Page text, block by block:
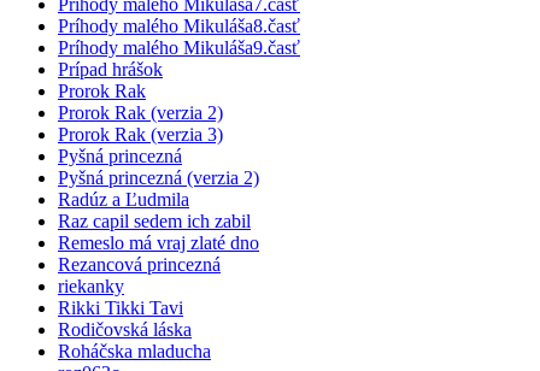
Príhody malého Mikuláša8.časť
Príhody malého Mikuláša9.časť
Prípad hrášok
Prorok Rak
Prorok Rak (verzia 2)
Prorok Rak (verzia 3)
Pyšná princezná
Pyšná princezná (verzia 2)
Radúz a Ľudmila
Raz capil sedem ich zabil
Remeslo má vraj zlaté dno
Rezancová princezná
riekanky
Rikki Tikki Tavi
Rodičovská láska
Roháčska mladucha